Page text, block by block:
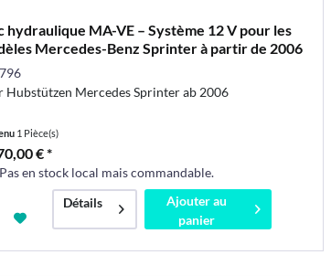
hydraulique MA-VE – Système 12 V pour les
Mercedes-Benz Sprinter à partir de 2006
Hubstützen Mercedes Sprinter ab 2006
1 Pièce(s)
€ *
Pas en stock local mais commandable.
Détails
Ajouter au
panier